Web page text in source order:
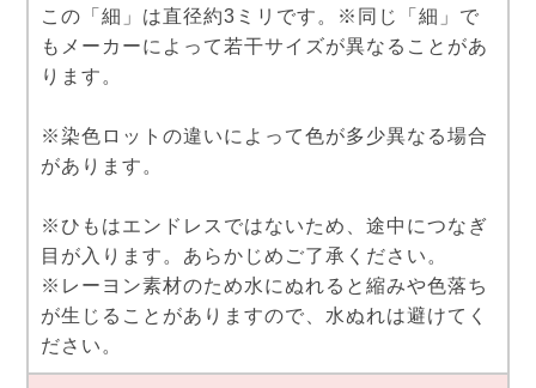
この「細」は直径約3ミリです。※同じ「細」で
もメーカーによって若干サイズが異なることがあ
ります。
※染色ロットの違いによって色が多少異なる場合
があります。
※ひもはエンドレスではないため、途中につなぎ
目が入ります。あらかじめご了承ください。
※レーヨン素材のため水にぬれると縮みや色落ち
が生じることがありますので、水ぬれは避けてく
ださい。